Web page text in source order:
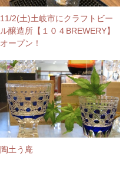
11/2(土)土岐市にクラフトビー
ル醸造所【１０４BREWERY】
オープン！
陶土う庵